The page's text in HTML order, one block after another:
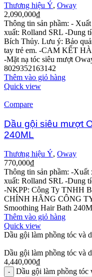
Thương hiệu Ý, Oway
2,090,000₫
Thông tin sản phầm: - Xuất
xuất: Rolland SRL -Dung
Bích Thủy. Lưu ý: Bảo
tay trẻ em. -CAM KẾT
-Mặt nạ tóc siêu mượt
8029352163142
Thêm vào giỏ hàng
Quick view
Compare
Dầu gội siêu mượt
240ML
Thương hiệu Ý, Oway
770,000₫
Thông tin sản phầm: -Xuất
xuất: Rolland SRL -Dung
-NKPP: Công Ty TNHH
CHÍNH HÃNG CÔNG
Smoothing Hair Bath
Thêm vào giỏ hàng
Quick view
Dầu gội làm phồng tóc và
Dầu gội làm phồng tóc và
4,440,000₫
Dầu gội làm phồng tóc